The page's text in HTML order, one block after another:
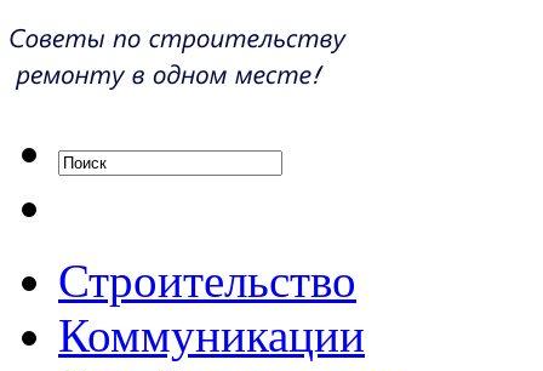
Строительство
Коммуникации